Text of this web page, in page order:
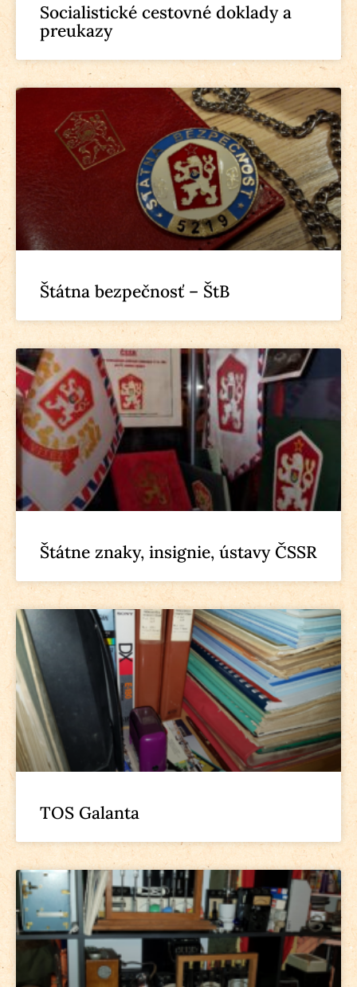
Socialistické cestovné doklady a
preukazy
Štátna bezpečnosť – ŠtB
Štátne znaky, insignie, ústavy ČSSR
TOS Galanta